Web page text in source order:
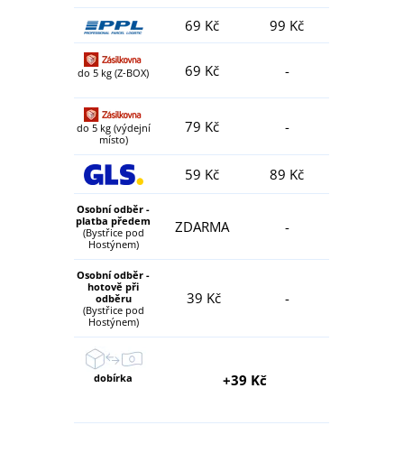
69 Kč
99 Kč
do 5 kg (Z-BOX) 69 Kč -
do 5 kg (výdejní
místo)
79 Kč -
59 Kč 89 Kč
Osobní odběr -
platba předem
(Bystřice pod
Hostýnem)
ZDARMA -
Osobní odběr -
hotově při
odběru
(Bystřice pod
Hostýnem)
39 Kč -
dobírka +39 Kč